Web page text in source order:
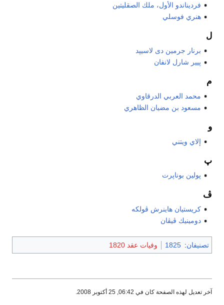
فرديناندو الأول، ملك الصقليتين
هنري فوسلي
ل
برنار جرمين دى لاسيپد
پيير شارل لانفان
م
محمد العربي الدرقاوي
مسعود بن مضيان الظاهري
و
إلاي ويتني
پ
پولين بوناپرت
ڤ
كريستيان هاينرش ڤولكه
دومينيك ڤيڤان
تصنيفان:
1825 وفيات عقد 1820
آخر تعديل لهذه الصفحة كان في 06:42, 25 أكتوبر 2008.